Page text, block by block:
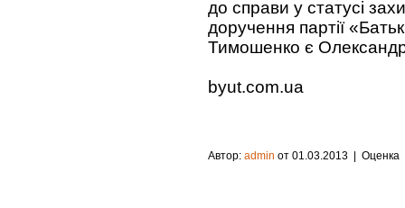
до справи у статусі
доручення партії
Тимошенко є
byut.com.ua
Автор: admin от 01.03.2013 | Оценка